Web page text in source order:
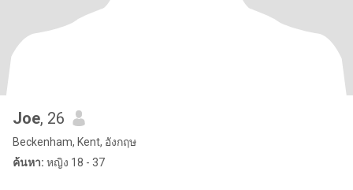
Joe, 26
Beckenham, Kent, อังกฤษ
ค้นหา: หญิง 18 - 37